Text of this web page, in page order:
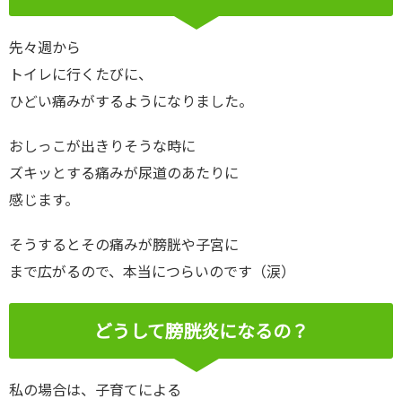
先々週から
トイレに行くたびに、
ひどい痛みがするようになりました。
おしっこが出きりそうな時に
ズキッとする痛みが尿道のあたりに
感じます。
そうするとその痛みが膀胱や子宮に
まで広がるので、本当につらいのです（涙）
どうして膀胱炎になるの？
私の場合は、子育てによる